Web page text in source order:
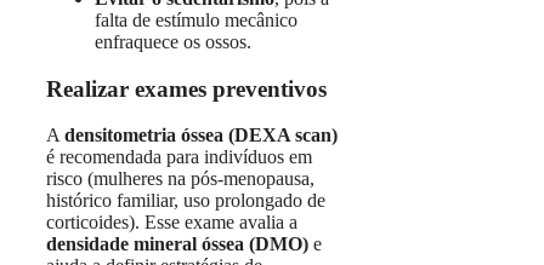
falta de estímulo mecânico
enfraquece os ossos.
Realizar exames preventivos
A densitometria óssea (DEXA scan)
é recomendada para indivíduos em
risco (mulheres na pós-menopausa,
histórico familiar, uso prolongado de
corticoides). Esse exame avalia a
densidade mineral óssea (DMO) e